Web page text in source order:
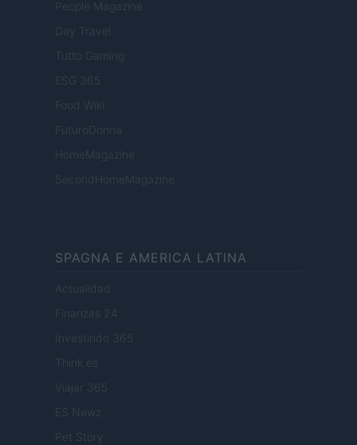
People Magazine
Day Travel
Tutto Gaming
ESG 365
Food Wiki
FuturoDonna
HomeMagazine
SecondHomeMagazine
SPAGNA E AMERICA LATINA
Actualidad
Finanzas 24
Investindo 365
Think.es
Viajar 365
ES Newz
Pet Story